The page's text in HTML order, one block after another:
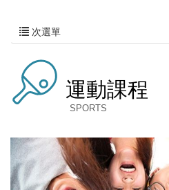
次選單
運動課程
SPORTS